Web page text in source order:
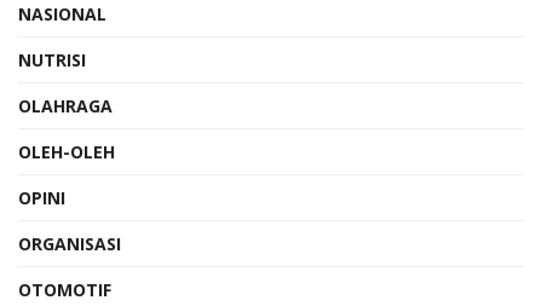
NASIONAL
NUTRISI
OLAHRAGA
OLEH-OLEH
OPINI
ORGANISASI
OTOMOTIF